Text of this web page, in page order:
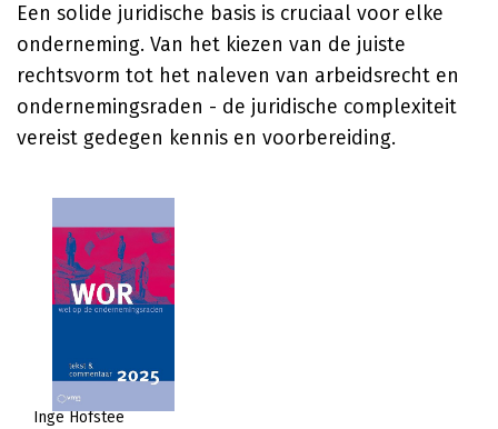
Een solide juridische basis is cruciaal voor elke
onderneming. Van het kiezen van de juiste
rechtsvorm tot het naleven van arbeidsrecht en
ondernemingsraden - de juridische complexiteit
vereist gedegen kennis en voorbereiding.
Inge Hofstee